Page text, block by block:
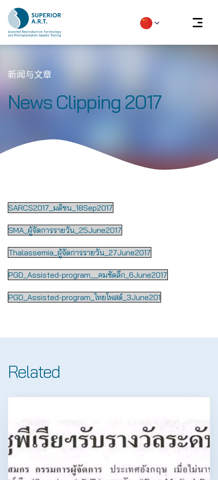
content
新闻与文章
News Clipping 2017
SARCS2017_มติชน_18Sep2017
SMA_ผู้จัดการรายวัน_25June2017
Thalassemia_ผู้จัดการรายวัน_27June2017
PGD_Assisted-program__คมชัดลึก_6June2017
PGD_Assisted-program_ไทยโพสต์_3June201
Related